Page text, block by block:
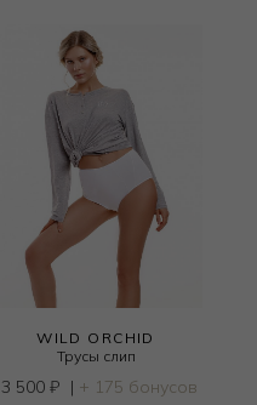
WILD ORCHID
Трусы слип
3 500 ₽ | + 175 бонусов